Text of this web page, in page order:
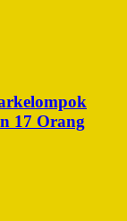
17 Orang